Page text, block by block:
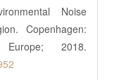
Noise
Copenhagen:
2018.